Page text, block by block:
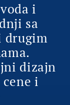
i
sa
drugim
dizajn
i